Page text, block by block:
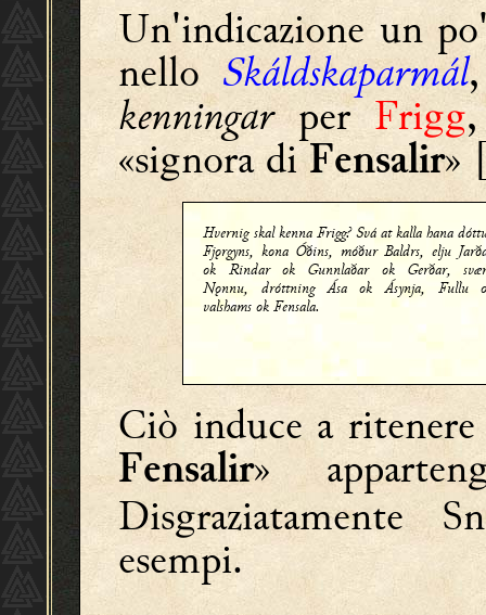
Un'indicazione un
nelloSkáldskaparmál
kenningarperFrigg
«signora diFensalir»
Hvernig skal kenna Frigg? Svá at kalla hana
Fjǫrgyns, kona Óðins, móður Baldrs, elju
ok Rindar ok Gunnlaðar ok Gerðar,
Nǫnnu, dróttning Ása ok Ásynja, Fullu
valshams ok Fensala.
Ciò induce a ritenere
Fensalir»
Disgraziatamente
esempi.